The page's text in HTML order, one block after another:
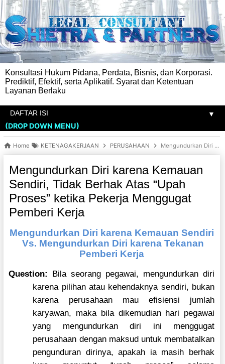
Konsultasi Hukum Pidana, Perdata, Bisnis, dan Korporasi.
Prediktif, Efektif, serta Aplikatif. Syarat dan Ketentuan
Layanan Berlaku
▼
(DROP DOWN MENU)
Home KETENAGAKERJAAN PERUSAHAAN Mengundurkan Diri karena Kemauan Sendiri, Tidak Berhak Atas “Upah Proses” ketika Pekerja Menggugat Pemberi Kerja
Mengundurkan Diri karena Kemauan
Sendiri, Tidak Berhak Atas “Upah
Proses” ketika Pekerja Menggugat
Pemberi Kerja
Mengundurkan Diri karena Kemauan Sendiri
Vs. Mengundurkan Diri karena Tekanan
Pemberi Kerja
Question: Bila seorang pegawai, mengundurkan diri
karena pilihan atau kehendaknya sendiri, bukan
karena perusahaan mau efisiensi jumlah
karyawan, maka bila dikemudian hari pegawai
yang mengundurkan diri ini menggugat
perusahaan dengan maksud untuk membatalkan
pengunduran dirinya, apakah ia masih berhak